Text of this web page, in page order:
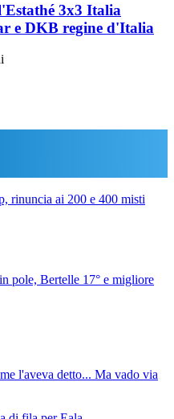
3x3 Italia
e DKB regine d'Italia
rinuncia ai 200 e 400 misti
pole, Bertelle 17° e migliore
l'aveva detto... Ma vado via